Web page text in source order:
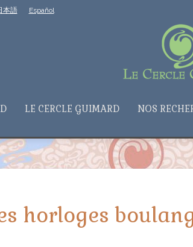
本語 Español
LE CERCLE GUIMARD NOS
horloges